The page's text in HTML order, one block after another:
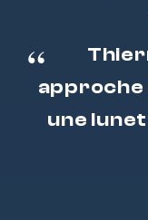
approche
une